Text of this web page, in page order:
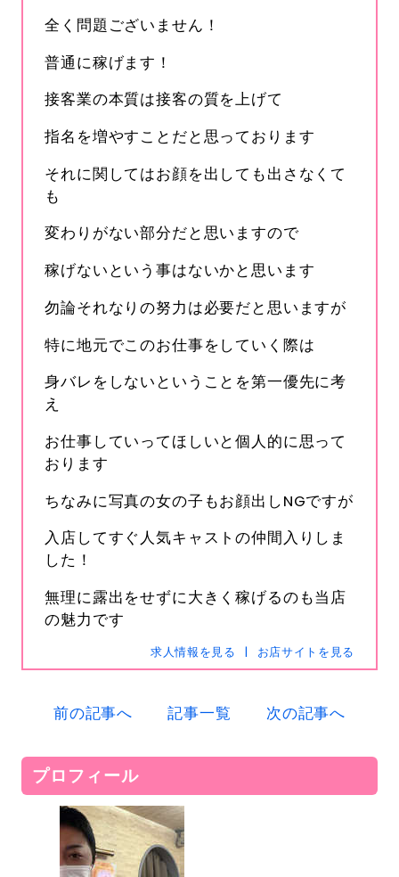
SNSIDs-hanabi
0120-367-294
プロフィール
全く問題ございません！
普通に稼げます！
接客業の本質は接客の質を上げて
指名を増やすことだと思っております
それに関してはお顔を出しても出さなくて
も
変わりがない部分だと思いますので
稼げないという事はないかと思います
勿論それなりの努力は必要だと思いますが
特に地元でこのお仕事をしていく際は
身バレをしないということを第一優先に考
え
お仕事していってほしいと個人的に思って
おります
ちなみに写真の女の子もお顔出しNGですが
入店してすぐ人気キャストの仲間入りしま
した！
無理に露出をせずに大きく稼げるのも当店
の魅力です
求人情報を見る お店サイトを見る
前の記事へ 記事一覧 次の記事へ